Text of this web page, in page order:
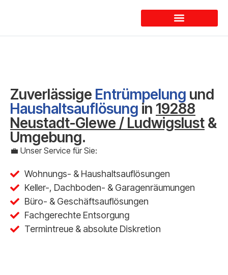
Zuverlässige Entrümpelung und
Haushaltsauflösung in 19288
Neustadt-Glewe / Ludwigslust &
Umgebung.
💼 Unser Service für Sie:
Wohnungs- & Haushaltsauflösungen
Keller-, Dachboden- & Garagenräumungen
Büro- & Geschäftsauflösungen
Fachgerechte Entsorgung
Termintreue & absolute Diskretion